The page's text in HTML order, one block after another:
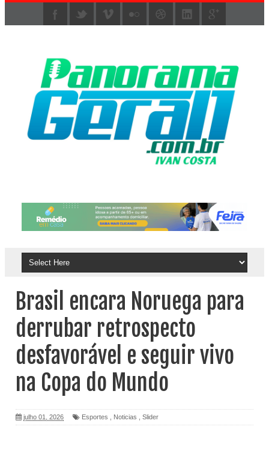
Brasil encara Noruega para
derrubar retrospecto
desfavorável e seguir vivo
na Copa do Mundo
julho 01, 2026 Esportes Noticias Slider